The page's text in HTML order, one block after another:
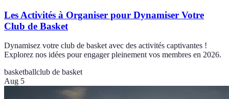
Les Activités à Organiser pour Dynamiser Votre
Club de Basket
Dynamisez votre club de basket avec des activités captivantes !
Explorez nos idées pour engager pleinement vos membres en 2026.
basketballclub de basket
Aug 5